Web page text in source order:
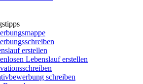
erstellen
Lebenslauf erstellen
schreiben